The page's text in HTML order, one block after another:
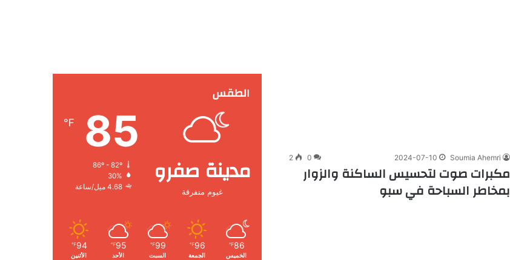
Soumia Ahemri
2024-07-10
0
2
مكبرات صوت لتحسيس الساكنة والزوار
بمخاطر السباحة في سبو
الطقس
مدينة صفرو
غيوم متفرقة
85
℉
86º - 82º
30%
4.68 ميل/ساعة
86
℉
الخميس
96
℉
الجمعة
99
℉
السبت
95
℉
الأحد
94
℉
الأثنين